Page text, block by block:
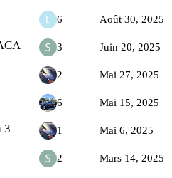
6 Août 30, 2025
3 Juin 20, 2025
2 Mai 27, 2025
6 Mai 15, 2025
3 1 Mai 6, 2025
2 Mars 14, 2025